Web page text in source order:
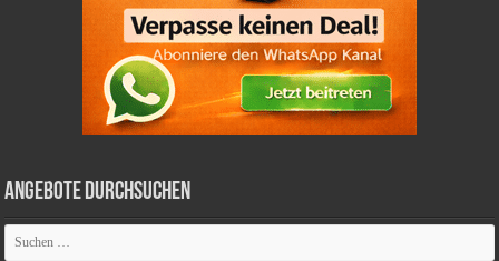
Angebote durchsuchen